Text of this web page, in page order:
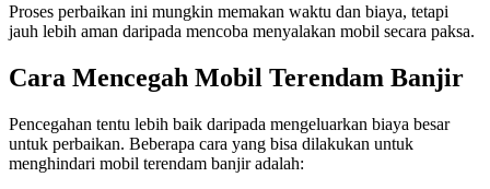
Proses perbaikan ini mungkin memakan waktu dan biaya, tetapi
jauh lebih aman daripada mencoba menyalakan mobil secara paksa.
Cara Mencegah Mobil Terendam Banjir
Pencegahan tentu lebih baik daripada mengeluarkan biaya besar
untuk perbaikan. Beberapa cara yang bisa dilakukan untuk
menghindari mobil terendam banjir adalah: